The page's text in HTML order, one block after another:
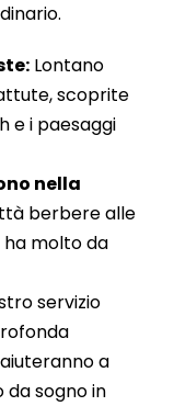
Lontano
scoprite
e i paesaggi
nella
berbere alle
molto da
servizio
a
sogno in